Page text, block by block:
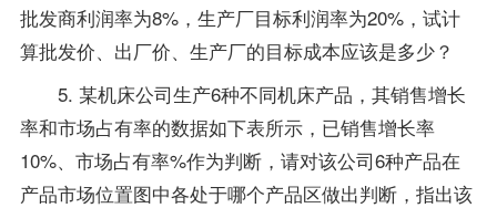
批发商利润率为8%，生产厂目标利润率为20%，试计
算批发价、出厂价、生产厂的目标成本应该是多少？
5. 某机床公司生产6种不同机床产品，其销售增长
率和市场占有率的数据如下表所示，已销售增长率
10%、市场占有率%作为判断，请对该公司6种产品在
产品市场位置图中各处于哪个产品区做出判断，指出该